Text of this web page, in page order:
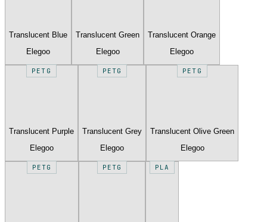
Translucent Blue
Elegoo
Translucent Green
Elegoo
Translucent Orange
Elegoo
PETG
Translucent Purple
Elegoo
PETG
Translucent Grey
Elegoo
PETG
Translucent Olive Green
Elegoo
PETG PETG PLA